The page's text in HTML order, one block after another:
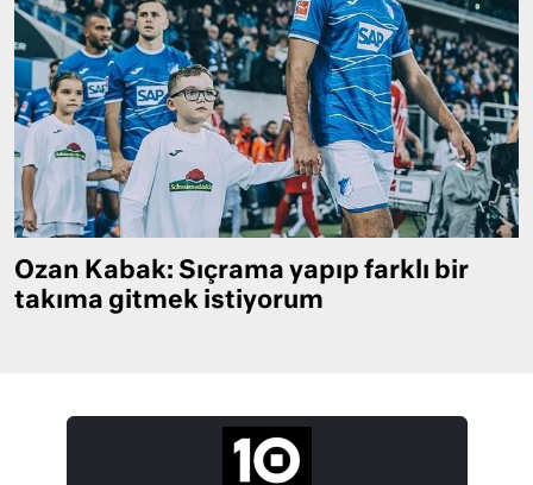
Ozan Kabak: Sıçrama yapıp farklı bir
takıma gitmek istiyorum